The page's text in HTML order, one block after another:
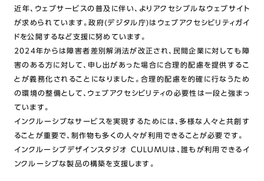
近年、ウェブサービスの普及に伴い、よりアクセシブルなウェブサイト
が求められています。政府(デジタル庁)はウェブアクセシビリティガイ
ドを公開するなど支援に努めています。
2024年からは障害者差別解消法が改正され、民間企業に対しても障
害のある方に対して、申し出があった場合に合理的配慮を提供するこ
とが義務化されることになりました。合理的配慮を的確に行なうため
の環境の整備として、ウェブアクセシビリティの必要性は一段と強まっ
ています。
インクルーシブなサービスを実現するためには、多様な人々と共創す
ることが重要で、制作物も多くの人々が利用できることが必要です。
インクルーシブデザインスタジオ CULUMUは、誰もが利用できるイ
ンクルーシブな製品の構築を支援します。